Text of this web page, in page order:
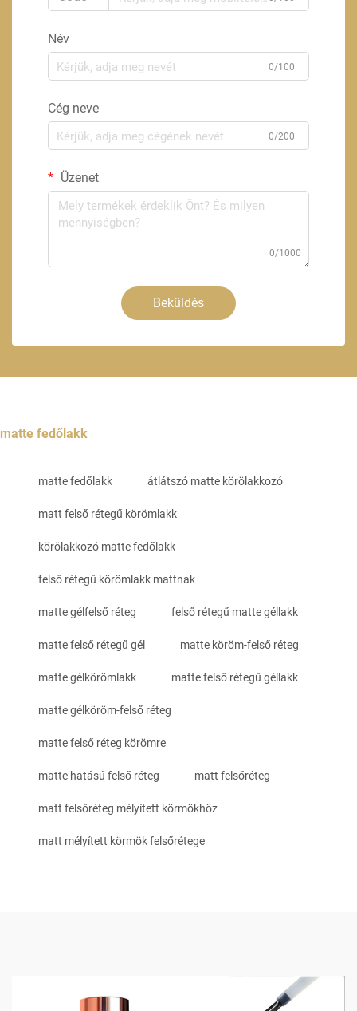
Név
0/100
Cég neve
0/200
Üzenet
0/1000
Beküldés
matte fedőlakk
matte fedőlakk átlátszó matte körölakkozó
matt felső rétegű körömlakk
körölakkozó matte fedőlakk
felső rétegű körömlakk mattnak
matte gélfelső réteg felső rétegű matte géllakk
matte felső rétegű gél matte köröm-felső réteg
matte gélkörömlakk matte felső rétegű géllakk
matte gélköröm-felső réteg
matte felső réteg körömre
matte hatású felső réteg matt felsőréteg
matt felsőréteg mélyített körmökhöz
matt mélyített körmök felsőrétege